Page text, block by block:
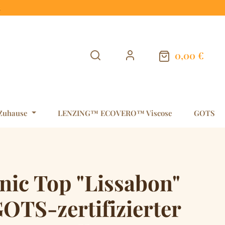
0,00 €
Warenkorb
LENZING™ ECOVERO™ Viscose GOTS
Top "Lissabon"
zertifizierter